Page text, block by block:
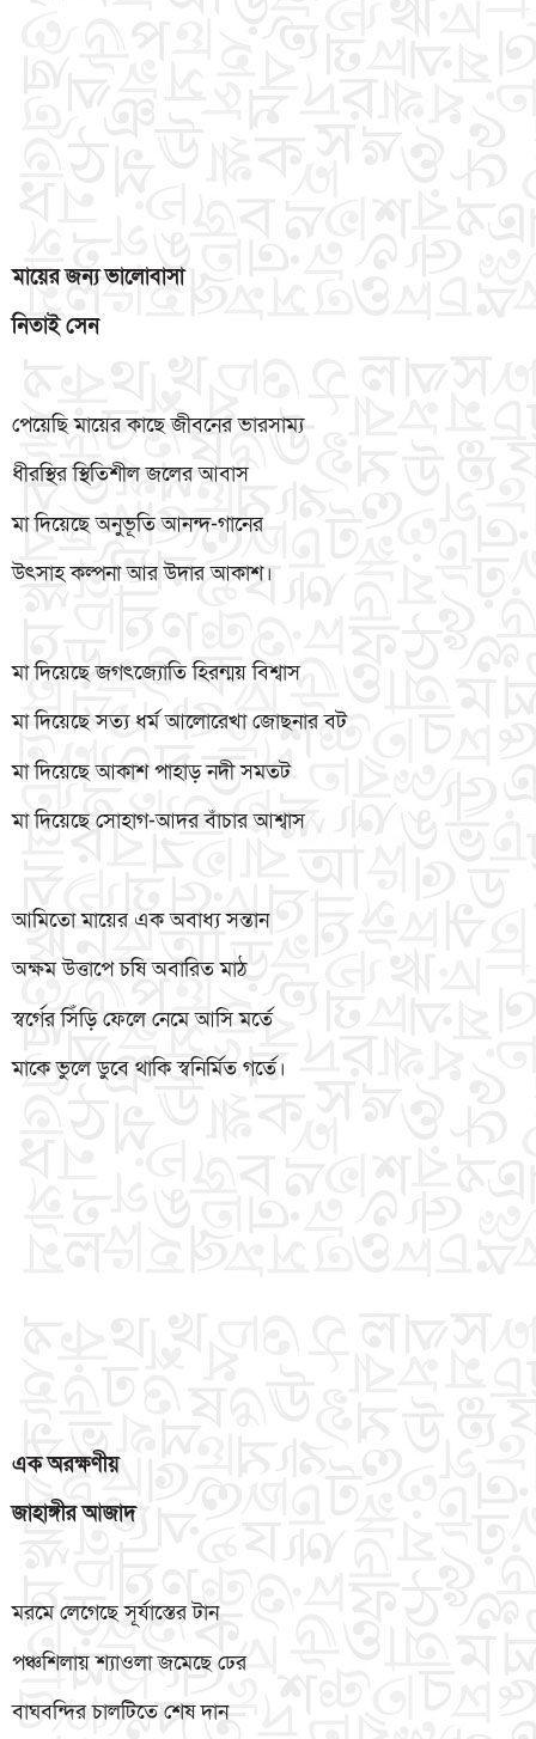
মায়ের জন্য ভালোবাসা
নিতাই সেন
পেয়েছি মায়ের কাছে জীবনের ভারসাম্য
ধীরস্থির স্থিতিশীল জলের আবাস
মা দিয়েছে অনুভূতি আনন্দ-গানের
উৎসাহ কল্পনা আর উদার আকাশ।
মা দিয়েছে জগৎজ্যোতি হিরন্ময় বিশ্বাস
মা দিয়েছে সত্য ধর্ম আলোরেখা জোছনার বট
মা দিয়েছে আকাশ পাহাড় নদী সমতট
মা দিয়েছে সোহাগ-আদর বাঁচার আশ্বাস
আমিতো মায়ের এক অবাধ্য সন্তান
অক্ষম উত্তাপে চষি অবারিত মাঠ
স্বর্গের সিঁড়ি ফেলে নেমে আসি মর্তে
মাকে ভুলে ডুবে থাকি স্বনির্মিত গর্তে।
এক অরক্ষণীয়
জাহাঙ্গীর আজাদ
মরমে লেগেছে সূর্যাস্তের টান
পঞ্চশিলায় শ্যাওলা জমেছে ঢের
বাঘবন্দির চালটিতে শেষ দান